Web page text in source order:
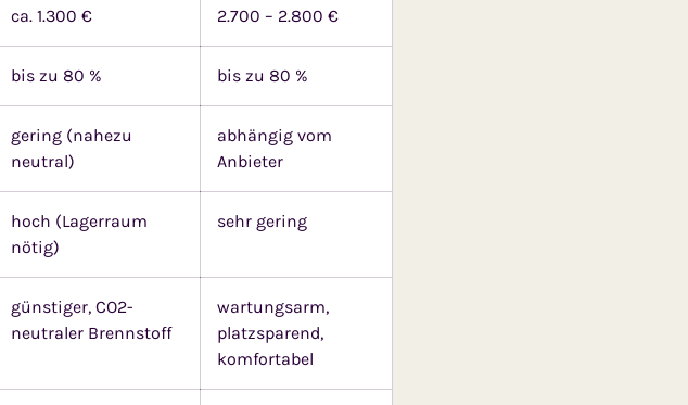
ca. 1.300 € 2.700 – 2.800 €
bis zu 80 % bis zu 80 %
gering (nahezu
neutral)
abhängig vom
Anbieter
hoch (Lagerraum
nötig)
sehr gering
günstiger, CO2-
neutraler Brennstoff
wartungsarm,
platzsparend,
komfortabel